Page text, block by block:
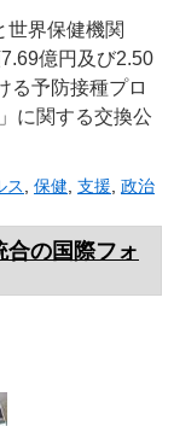
世界保健機関
億円及び2.50
る予防接種プロ
に関する交換公
ス 保健 支援 政治
の国際フォ